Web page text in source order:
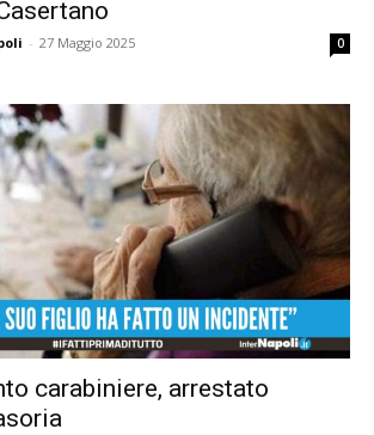
- 27 Maggio 2025 0
carabiniere, arrestato